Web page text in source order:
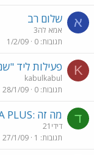
א שלום רב
אמא לה3
תגובות 0
1/2/09
K פעילות ליד
kabulkabul
תגובות 0
28/1/09
ד מה זה :ULNA PLUS
דידי21
תגובות 1
27/1/09